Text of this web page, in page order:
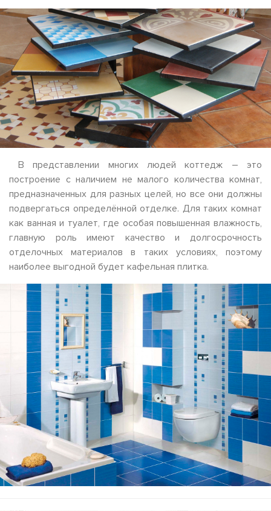
В представлении многих людей коттедж – это
построение с наличием не малого количества комнат,
предназначенных для разных целей, но все они должны
подвергаться определённой отделке. Для таких комнат
как ванная и туалет, где особая повышенная влажность,
главную роль имеют качество и долгосрочность
отделочных материалов в таких условиях, поэтому
наиболее выгодной будет кафельная плитка.